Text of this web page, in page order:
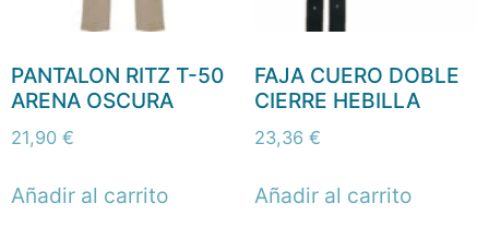
PANTALON RITZ T-50
ARENA OSCURA
21,90 €
Añadir al carrito
FAJA CUERO DOBLE
CIERRE HEBILLA
23,36 €
Añadir al carrito